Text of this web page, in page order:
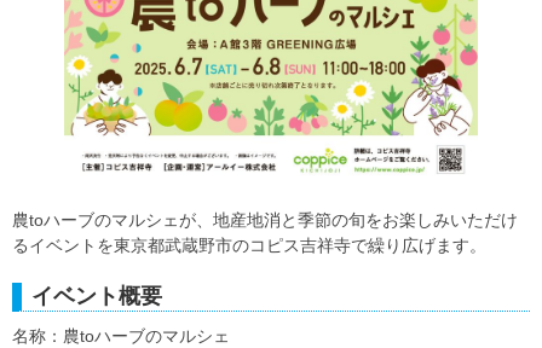
農toハーブのマルシェが、地産地消と季節の旬をお楽しみいただけ
るイベントを東京都武蔵野市のコピス吉祥寺で繰り広げます。
イベント概要
名称：農toハーブのマルシェ